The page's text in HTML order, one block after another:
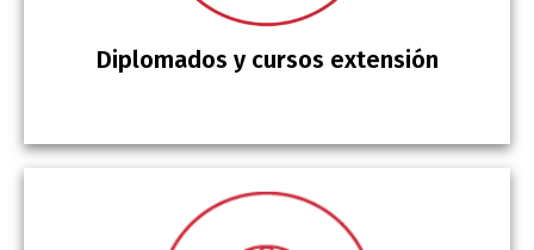
Diplomados y cursos extensión